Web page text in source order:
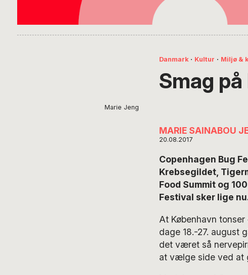
Danmark · Kultur · Miljø &
Smag
Marie Jeng
MARIE SAINABOU
20.08.2017
Copenhagen Bug
Krebsegildet,
Food Summit og
Festival sker lige
At København
dage 18.-27. august
det været så
at vælge side ved at